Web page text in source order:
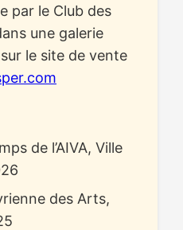
par le Club des
une galerie
le site de vente
de l’AIVA, Ville
des Arts,